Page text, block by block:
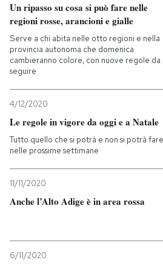
Un ripasso su cosa si può fare nelle
regioni rosse, arancioni e gialle
Serve a chi abita nelle otto regioni e nella
provincia autonoma che domenica
cambieranno colore, con nuove regole da
seguire
4/12/2020
Le regole in vigore da oggi e a Natale
Tutto quello che si potrà e non si potrà fare
nelle prossime settimane
11/11/2020
Anche l’Alto Adige è in area rossa
6/11/2020